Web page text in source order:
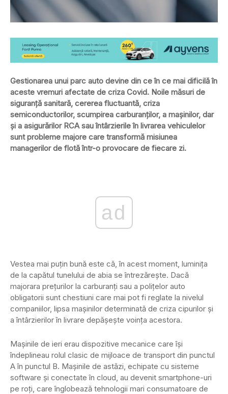
Gestionarea unui parc auto devine din ce în ce mai dificilă în
aceste vremuri afectate de criza Covid. Noile măsuri de
siguranţă sanitară, cererea fluctuantă, criza
semiconductorilor, scumpirea carburanţilor, a maşinilor, dar
şi a asigurărilor RCA sau întârzierile în livrarea vehiculelor
sunt probleme majore care transformă misiunea
managerilor de flotă într-o provocare de fiecare zi.
ad
Vestea mai puţin bună este că, în acest moment, luminiţa
de la capătul tunelului de abia se întrezăreşte. Dacă
majorara preţurilor la carburanţi sau a poliţelor auto
obligatorii sunt chestiuni care mai pot fi reglate la nivelul
companiilor, lipsa maşinilor determinată de criza cipurilor şi
a întârzierilor în livrare depăşeşte voinţa acestora.
Maşinile de ieri erau dispozitive mecanice care îşi
îndeplineau rolul clasic de mijloace de transport din punctul
A în punctul B. Maşinile de astăzi, echipate cu sisteme
software şi conectate în cloud, au devenit smartphone-uri
pe roţi, care înglobează tehnologii mari consumatoare de